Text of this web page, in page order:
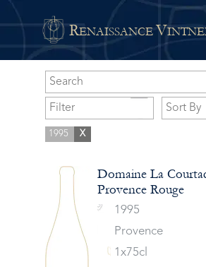
RENAISSANCE V
1995 X
Domaine La
Provence Rouge
1995
Provence
1x75cl